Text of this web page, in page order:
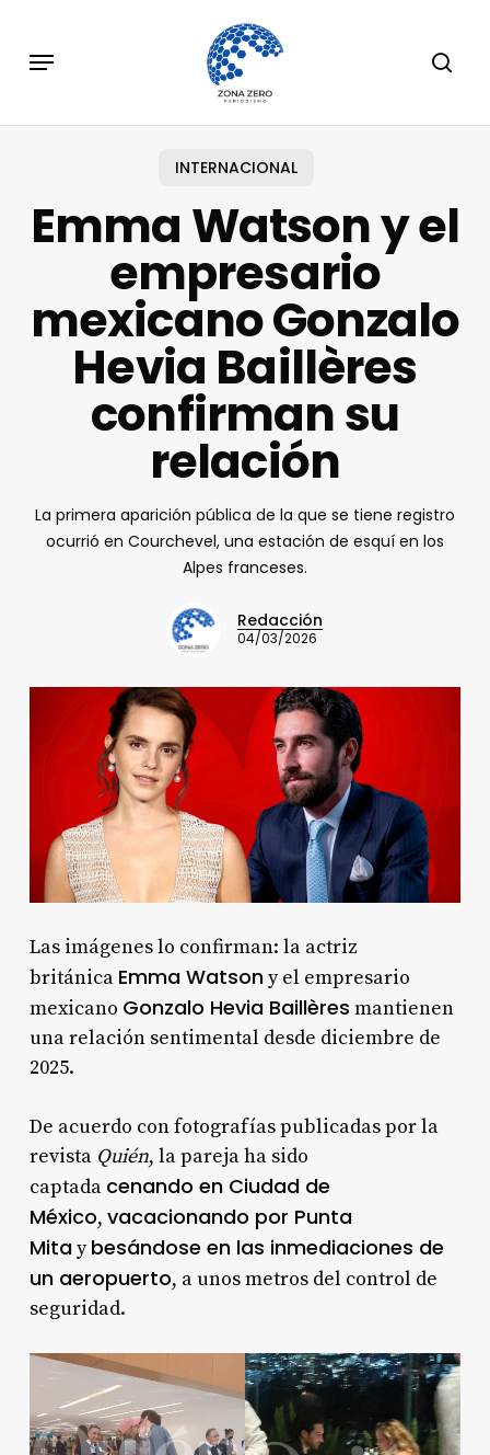
main
Menu
INTERNACIONAL
Emma Watson y el
empresario
mexicano Gonzalo
Hevia Baillères
confirman su
relación
La primera aparición pública de la que se tiene registro
ocurrió en Courchevel, una estación de esquí en los
Alpes franceses.
Redacción
04/03/2026
Las imágenes lo confirman: la actriz
británica Emma Watsony el empresario
mexicano Gonzalo Hevia Baillères mantienen
una relación sentimental desde diciembre de
2025.
De acuerdo con fotografías publicadas por la
revista Quién, la pareja ha sido
captada cenando en Ciudad de
México, vacacionando por Punta
Mitaybesándose en las inmediaciones de
un aeropuerto, a unos metros del control de
seguridad.